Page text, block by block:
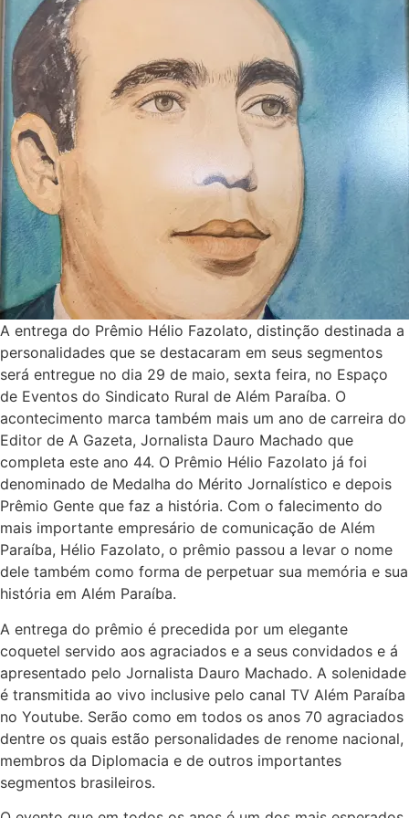
A entrega do Prêmio Hélio Fazolato, distinção destinada a
personalidades que se destacaram em seus segmentos
será entregue no dia 29 de maio, sexta feira, no Espaço
de Eventos do Sindicato Rural de Além Paraíba. O
acontecimento marca também mais um ano de carreira do
Editor de A Gazeta, Jornalista Dauro Machado que
completa este ano 44. O Prêmio Hélio Fazolato já foi
denominado de Medalha do Mérito Jornalístico e depois
Prêmio Gente que faz a história. Com o falecimento do
mais importante empresário de comunicação de Além
Paraíba, Hélio Fazolato, o prêmio passou a levar o nome
dele também como forma de perpetuar sua memória e sua
história em Além Paraíba.
A entrega do prêmio é precedida por um elegante
coquetel servido aos agraciados e a seus convidados e á
apresentado pelo Jornalista Dauro Machado. A solenidade
é transmitida ao vivo inclusive pelo canal TV Além Paraíba
no Youtube. Serão como em todos os anos 70 agraciados
dentre os quais estão personalidades de renome nacional,
membros da Diplomacia e de outros importantes
segmentos brasileiros.